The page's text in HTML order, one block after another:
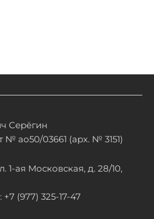
Серёгин
№ ао50/03661 (арх. № 3151)
1-ая Московская, д. 28/10,
(977) 325-17-47